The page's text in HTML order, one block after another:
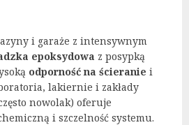
i garaże z intensywnym
epoksydowa z posypką
odporność na ścieranie i
lakiernie i zakłady
nowolak) oferuje
i szczelność systemu.